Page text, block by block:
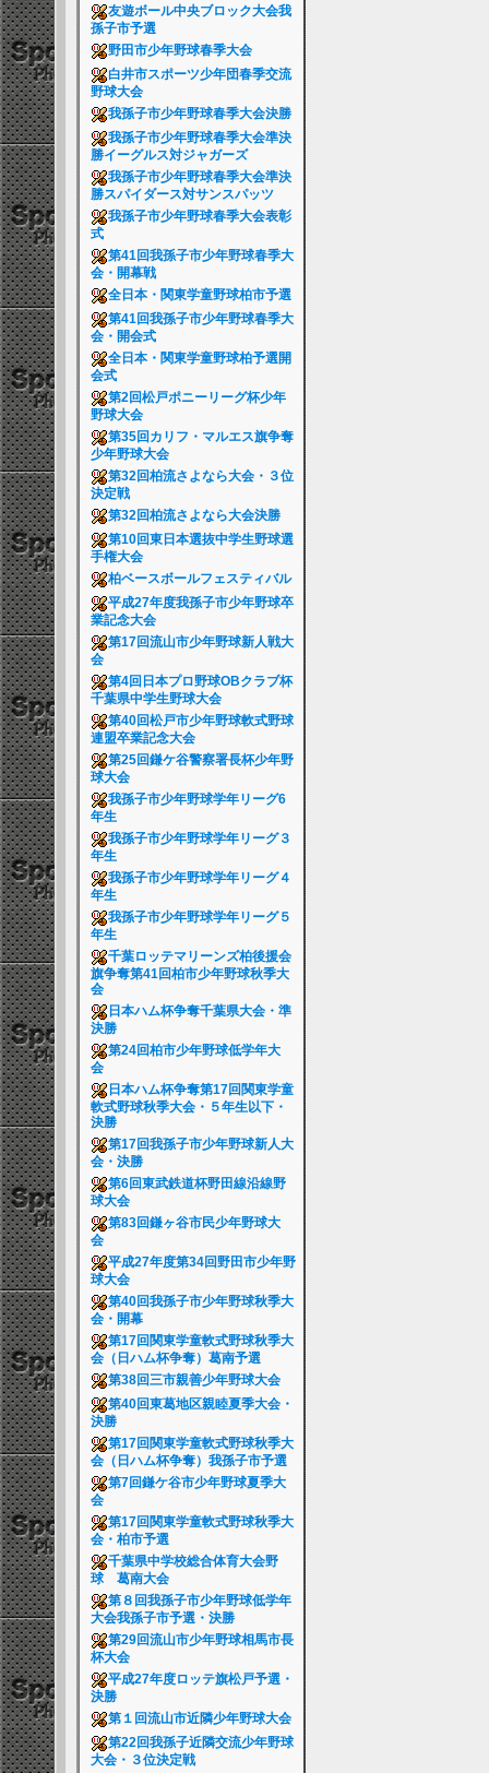
友遊ボール中央ブロック大会我
孫子市予選
野田市少年野球春季大会
白井市スポーツ少年団春季交流
野球大会
我孫子市少年野球春季大会決勝
我孫子市少年野球春季大会準決
勝イーグルス対ジャガーズ
我孫子市少年野球春季大会準決
勝スパイダース対サンスパッツ
我孫子市少年野球春季大会表彰
式
第41回我孫子市少年野球春季大
会・開幕戦
全日本・関東学童野球柏市予選
第41回我孫子市少年野球春季大
会・開会式
全日本・関東学童野球柏予選開
会式
第2回松戸ポニーリーグ杯少年
野球大会
第35回カリフ・マルエス旗争奪
少年野球大会
第32回柏流さよなら大会・３位
決定戦
第32回柏流さよなら大会決勝
第10回東日本選抜中学生野球選
手権大会
柏ベースボールフェスティバル
平成27年度我孫子市少年野球卒
業記念大会
第17回流山市少年野球新人戦大
会
第4回日本プロ野球OBクラブ杯
千葉県中学生野球大会
第40回松戸市少年野球軟式野球
連盟卒業記念大会
第25回鎌ケ谷警察署長杯少年野
球大会
我孫子市少年野球学年リーグ6
年生
我孫子市少年野球学年リーグ３
年生
我孫子市少年野球学年リーグ４
年生
我孫子市少年野球学年リーグ５
年生
千葉ロッテマリーンズ柏後援会
旗争奪第41回柏市少年野球秋季大
会
日本ハム杯争奪千葉県大会・準
決勝
第24回柏市少年野球低学年大
会
日本ハム杯争奪第17回関東学童
軟式野球秋季大会・５年生以下・
決勝
第17回我孫子市少年野球新人大
会・決勝
第6回東武鉄道杯野田線沿線野
球大会
第83回鎌ヶ谷市民少年野球大
会
平成27年度第34回野田市少年野
球大会
第40回我孫子市少年野球秋季大
会・開幕
第17回関東学童軟式野球秋季大
会（日ハム杯争奪）葛南予選
第38回三市親善少年野球大会
第40回東葛地区親睦夏季大会・
決勝
第17回関東学童軟式野球秋季大
会（日ハム杯争奪）我孫子市予選
第7回鎌ケ谷市少年野球夏季大
会
第17回関東学童軟式野球秋季大
会・柏市予選
千葉県中学校総合体育大会野
球 葛南大会
第８回我孫子市少年野球低学年
大会我孫子市予選・決勝
第29回流山市少年野球相馬市長
杯大会
平成27年度ロッテ旗松戸予選・
決勝
第１回流山市近隣少年野球大会
第22回我孫子近隣交流少年野球
大会・３位決定戦